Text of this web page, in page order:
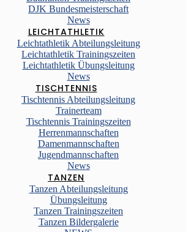
DJK Bundesmeisterschaft
News
LEICHTATHLETIK
Leichtathletik Abteilungsleitung
Leichtathletik Trainingszeiten
Leichtathletik Übungsleitung
News
TISCHTENNIS
Tischtennis Abteilungsleitung
Trainerteam
Tischtennis Trainingszeiten
Herrenmannschaften
Damenmannschaften
Jugendmannschaften
News
TANZEN
Tanzen Abteilungsleitung
Übungsleitung
Tanzen Trainingszeiten
Tanzen Bildergalerie